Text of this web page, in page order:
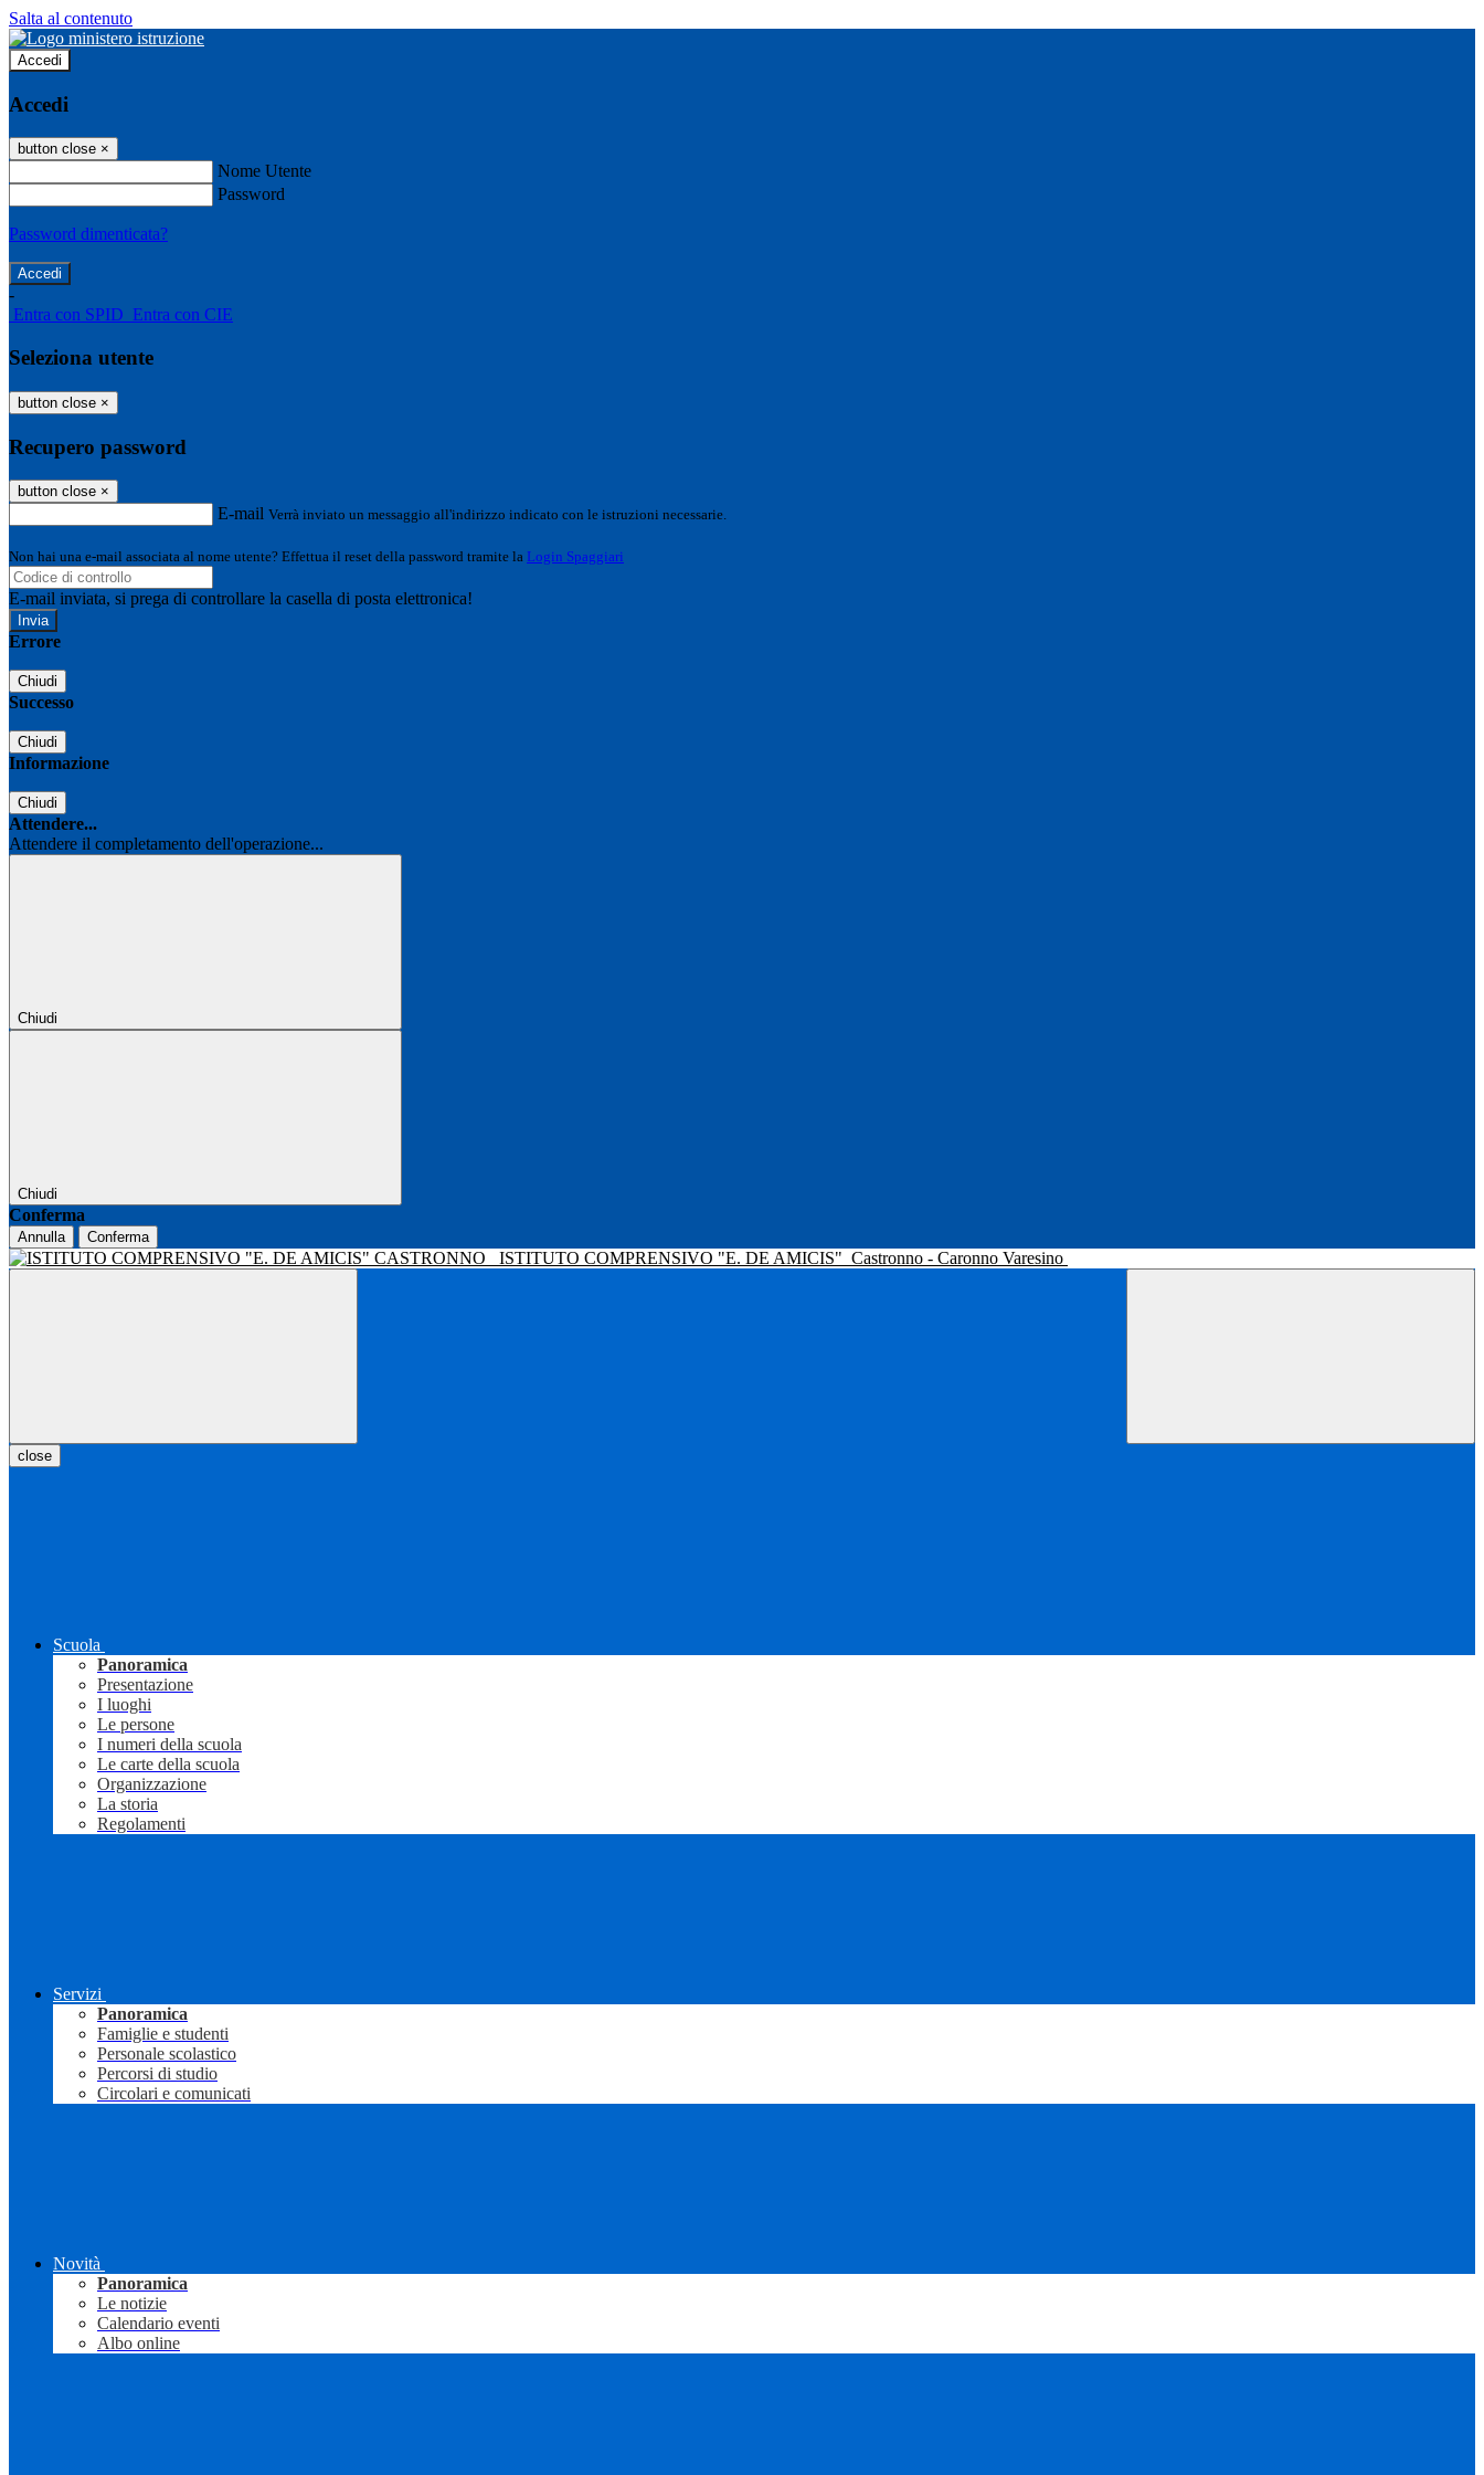
Salta al contenuto
Accedi
Accedi
button close ×
Nome Utente
Password
Password dimenticata?
-
Entra con SPID Entra con CIE
Seleziona utente
button close ×
Recupero password
button close ×
E-mail Verrà inviato un messaggio all'indirizzo indicato con le istruzioni necessarie.
Non hai una e-mail associata al nome utente? Effettua il reset della password tramite la Login Spaggiari
E-mail inviata, si prega di controllare la casella di posta elettronica!
Errore
Chiudi
Successo
Chiudi
Informazione
Chiudi
Attendere...
Attendere il completamento dell'operazione...
Chiudi
Chiudi
Conferma
Annulla Conferma
ISTITUTO COMPRENSIVO "E. DE AMICIS" Castronno - Caronno Varesino
close
Scuola
Panoramica
Presentazione
I luoghi
Le persone
I numeri della scuola
Le carte della scuola
Organizzazione
La storia
Regolamenti
Servizi
Panoramica
Famiglie e studenti
Personale scolastico
Percorsi di studio
Circolari e comunicati
Novità
Panoramica
Le notizie
Calendario eventi
Albo online